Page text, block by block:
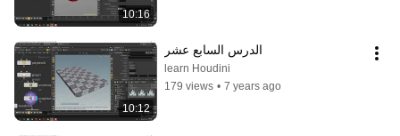
10:16
10:12
الدرس السابع عشر
learn Houdini
179 views • 7 years ago